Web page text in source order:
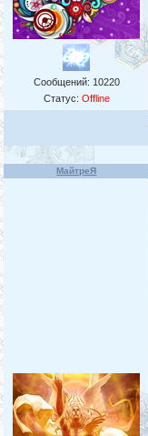
Сообщений: 10220
Статус: Offline
МайтреЯ